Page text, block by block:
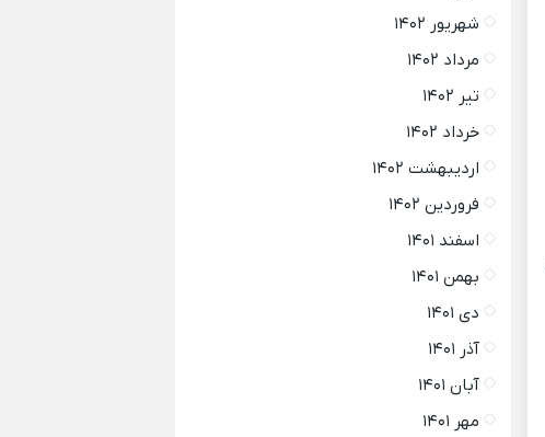
شهریور ۱۴۰۲
مرداد ۱۴۰۲
تیر ۱۴۰۲
خرداد ۱۴۰۲
اردیبهشت ۱۴۰۲
فروردین ۱۴۰۲
اسفند ۱۴۰۱
بهمن ۱۴۰۱
دی ۱۴۰۱
آذر ۱۴۰۱
آبان ۱۴۰۱
مهر ۱۴۰۱